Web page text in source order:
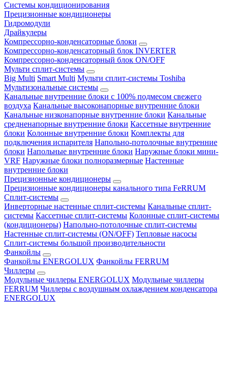
Системы кондиционирования
Прецизионные кондиционеры
Гидромодули
Драйкулеры
Компрессорно-конденсаторные блоки
Компрессорно-конденсаторный блок INVERTER
Компрессорно-конденсаторный блок ON/OFF
Мульти сплит-системы
Big Multi Smart Multi Мульти сплит-системы Toshiba
Мультизональные системы
Канальные внутренние блоки с 100% подмесом свежего
воздуха Канальные высоконапорные внутренние блоки
Канальные низконапорные внутренние блоки Канальные
средненапорные внутренние блоки Кассетные внутренние
блоки Колонные внутренние блоки Комплекты для
подключения испарителя Напольно-потолочные внутренние
блоки Напольные внутренние блоки Наружные блоки мини-
VRF Наружные блоки полноразмерные Настенные
внутренние блоки
Прецизионные кондиционеры
Прецизионные кондиционеры канального типа FeRRUM
Сплит-системы
Инверторные настенные сплит-системы Канальные сплит-
системы Кассетные сплит-системы Колонные сплит-системы
(кондиционеры) Напольно-потолочные сплит-системы
Настенные сплит-системы (ON/OFF) Тепловые насосы
Сплит-системы большой производительности
Фанкойлы
Фанкойлы ENERGOLUX Фанкойлы FERRUM
Чиллеры
Модульные чиллеры ENERGOLUX Модульные чиллеры
FERRUM Чиллеры с воздушным охлаждением конденсатора
ENERGOLUX